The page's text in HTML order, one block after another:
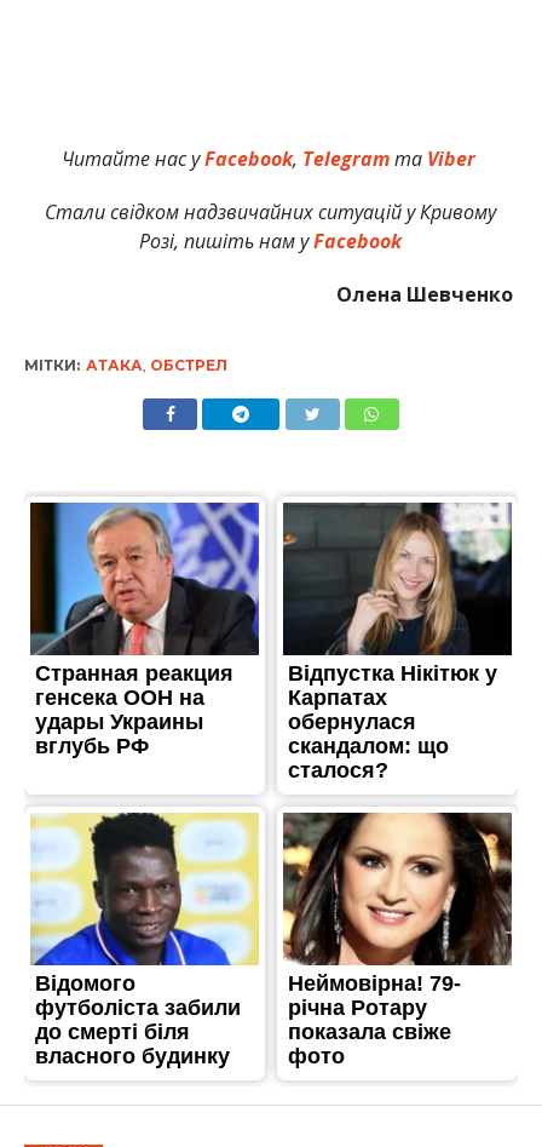
Читайте нас уFacebook, Telegramта Viber
Стали свідком надзвичайних ситуацій у Кривому
Розі, пишіть нам уFacebook
Олена Шевченко
МІТКИ: АТАКА ОБСТРЕЛ